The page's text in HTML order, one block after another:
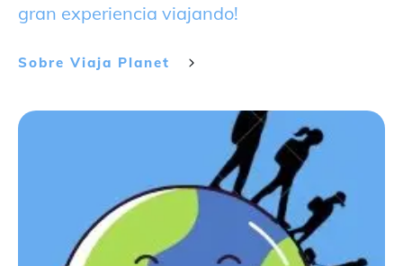
gran experiencia viajando!
Sobre Viaja Planet